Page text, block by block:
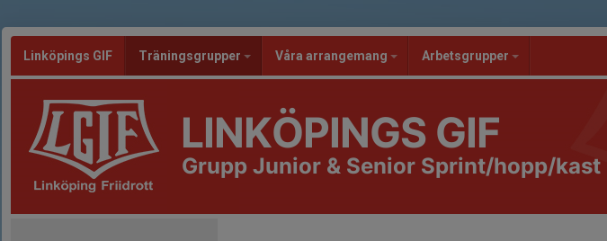
Linköpings GIF Träningsgrupper Våra arrangemang Arbetsgrupper
LINKÖPINGS GIF
Grupp Junior & Senior Sprint/hopp/kast